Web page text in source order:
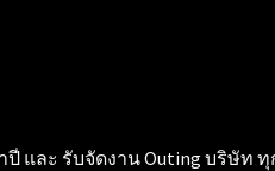
ปี และ รับจัดงาน Outing บริษัท